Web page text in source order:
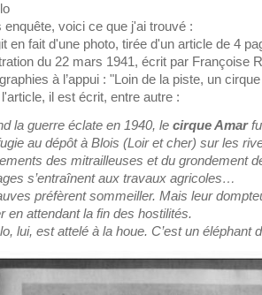
enquête, voici ce que j'ai trouvé :
en fait d'une photo, tirée d'un article de 4
du 22 mars 1941, écrit par Françoise
à l’appui : "Loin de la piste, un
il est écrit, entre autre :
la guerre éclate en 1940, le cirque Amar
au dépôt à Blois (Loir et cher) sur les
des mitrailleuses et du grondement
s’entraînent aux travaux agricoles…
préfèrent sommeiller. Mais leur
en attendant la fin des hostilités.
lui, est attelé à la houe. C’est un